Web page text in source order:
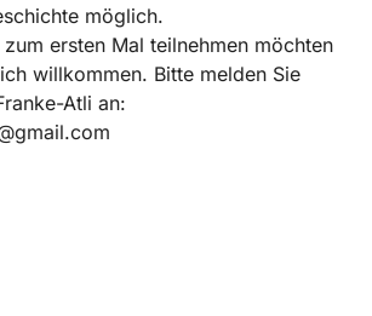
möglich.
ersten Mal teilnehmen möchten
willkommen. Bitte melden Sie
Atli an: